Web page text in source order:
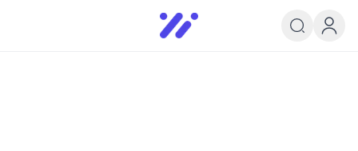
Infoedu
Ta&#039;lim xabarlari va